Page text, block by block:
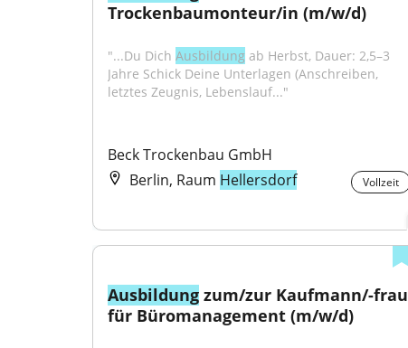
Trockenbaumonteur/in (m/w/d)
"...Du Dich Ausbildung ab Herbst, Dauer: 2,5–3
Jahre Schick Deine Unterlagen (Anschreiben,
letztes Zeugnis, Lebenslauf..."
Beck Trockenbau GmbH
Berlin, Raum Hellersdorf Vollzeit
Ausbildung zum/zur Kaufmann/-frau
für Büromanagement (m/w/d)